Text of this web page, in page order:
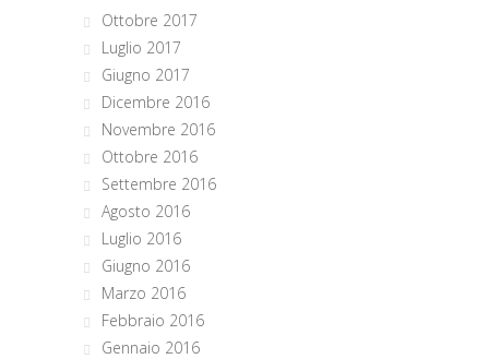
Ottobre 2017
Luglio 2017
Giugno 2017
Dicembre 2016
Novembre 2016
Ottobre 2016
Settembre 2016
Agosto 2016
Luglio 2016
Giugno 2016
Marzo 2016
Febbraio 2016
Gennaio 2016